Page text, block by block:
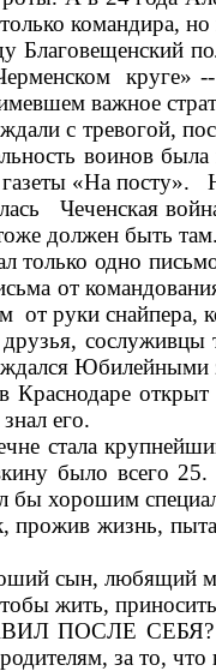
командира,
круге»
важное
с тревогой,
воинов
«На посту».
Чеченская война,
должен быть
только одно
от
от руки снайпера,
сослуживцы
Юбилейными
открыт
знал его.
крупнейшим
было всего
бы хорошим
прожив жизнь,
сын, любящий
жить,
ПОСЛЕ СЕБЯ? –
за то,